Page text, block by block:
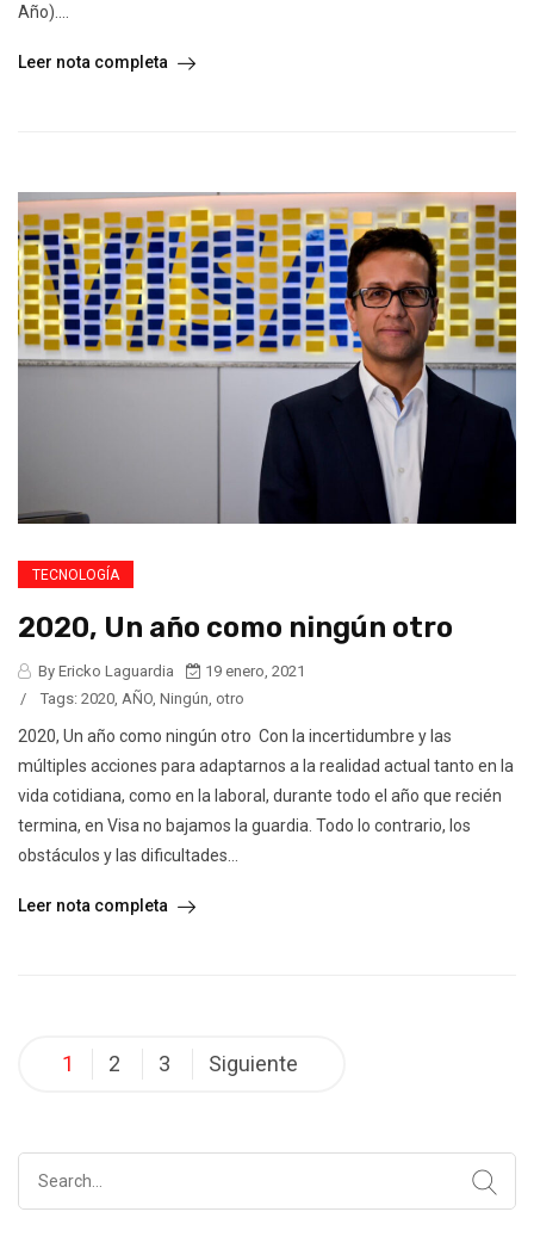
Año)....
Leer nota completa
TECNOLOGÍA
2020, Un año como ningún otro
By Ericko Laguardia
19 enero, 2021
/
Tags: 2020, AÑO, Ningún, otro
2020, Un año como ningún otro Con la incertidumbre y las
múltiples acciones para adaptarnos a la realidad actual tanto en la
vida cotidiana, como en la laboral, durante todo el año que recién
termina, en Visa no bajamos la guardia. Todo lo contrario, los
obstáculos y las dificultades...
Leer nota completa
Posts
pagination
1 2 3 Siguiente